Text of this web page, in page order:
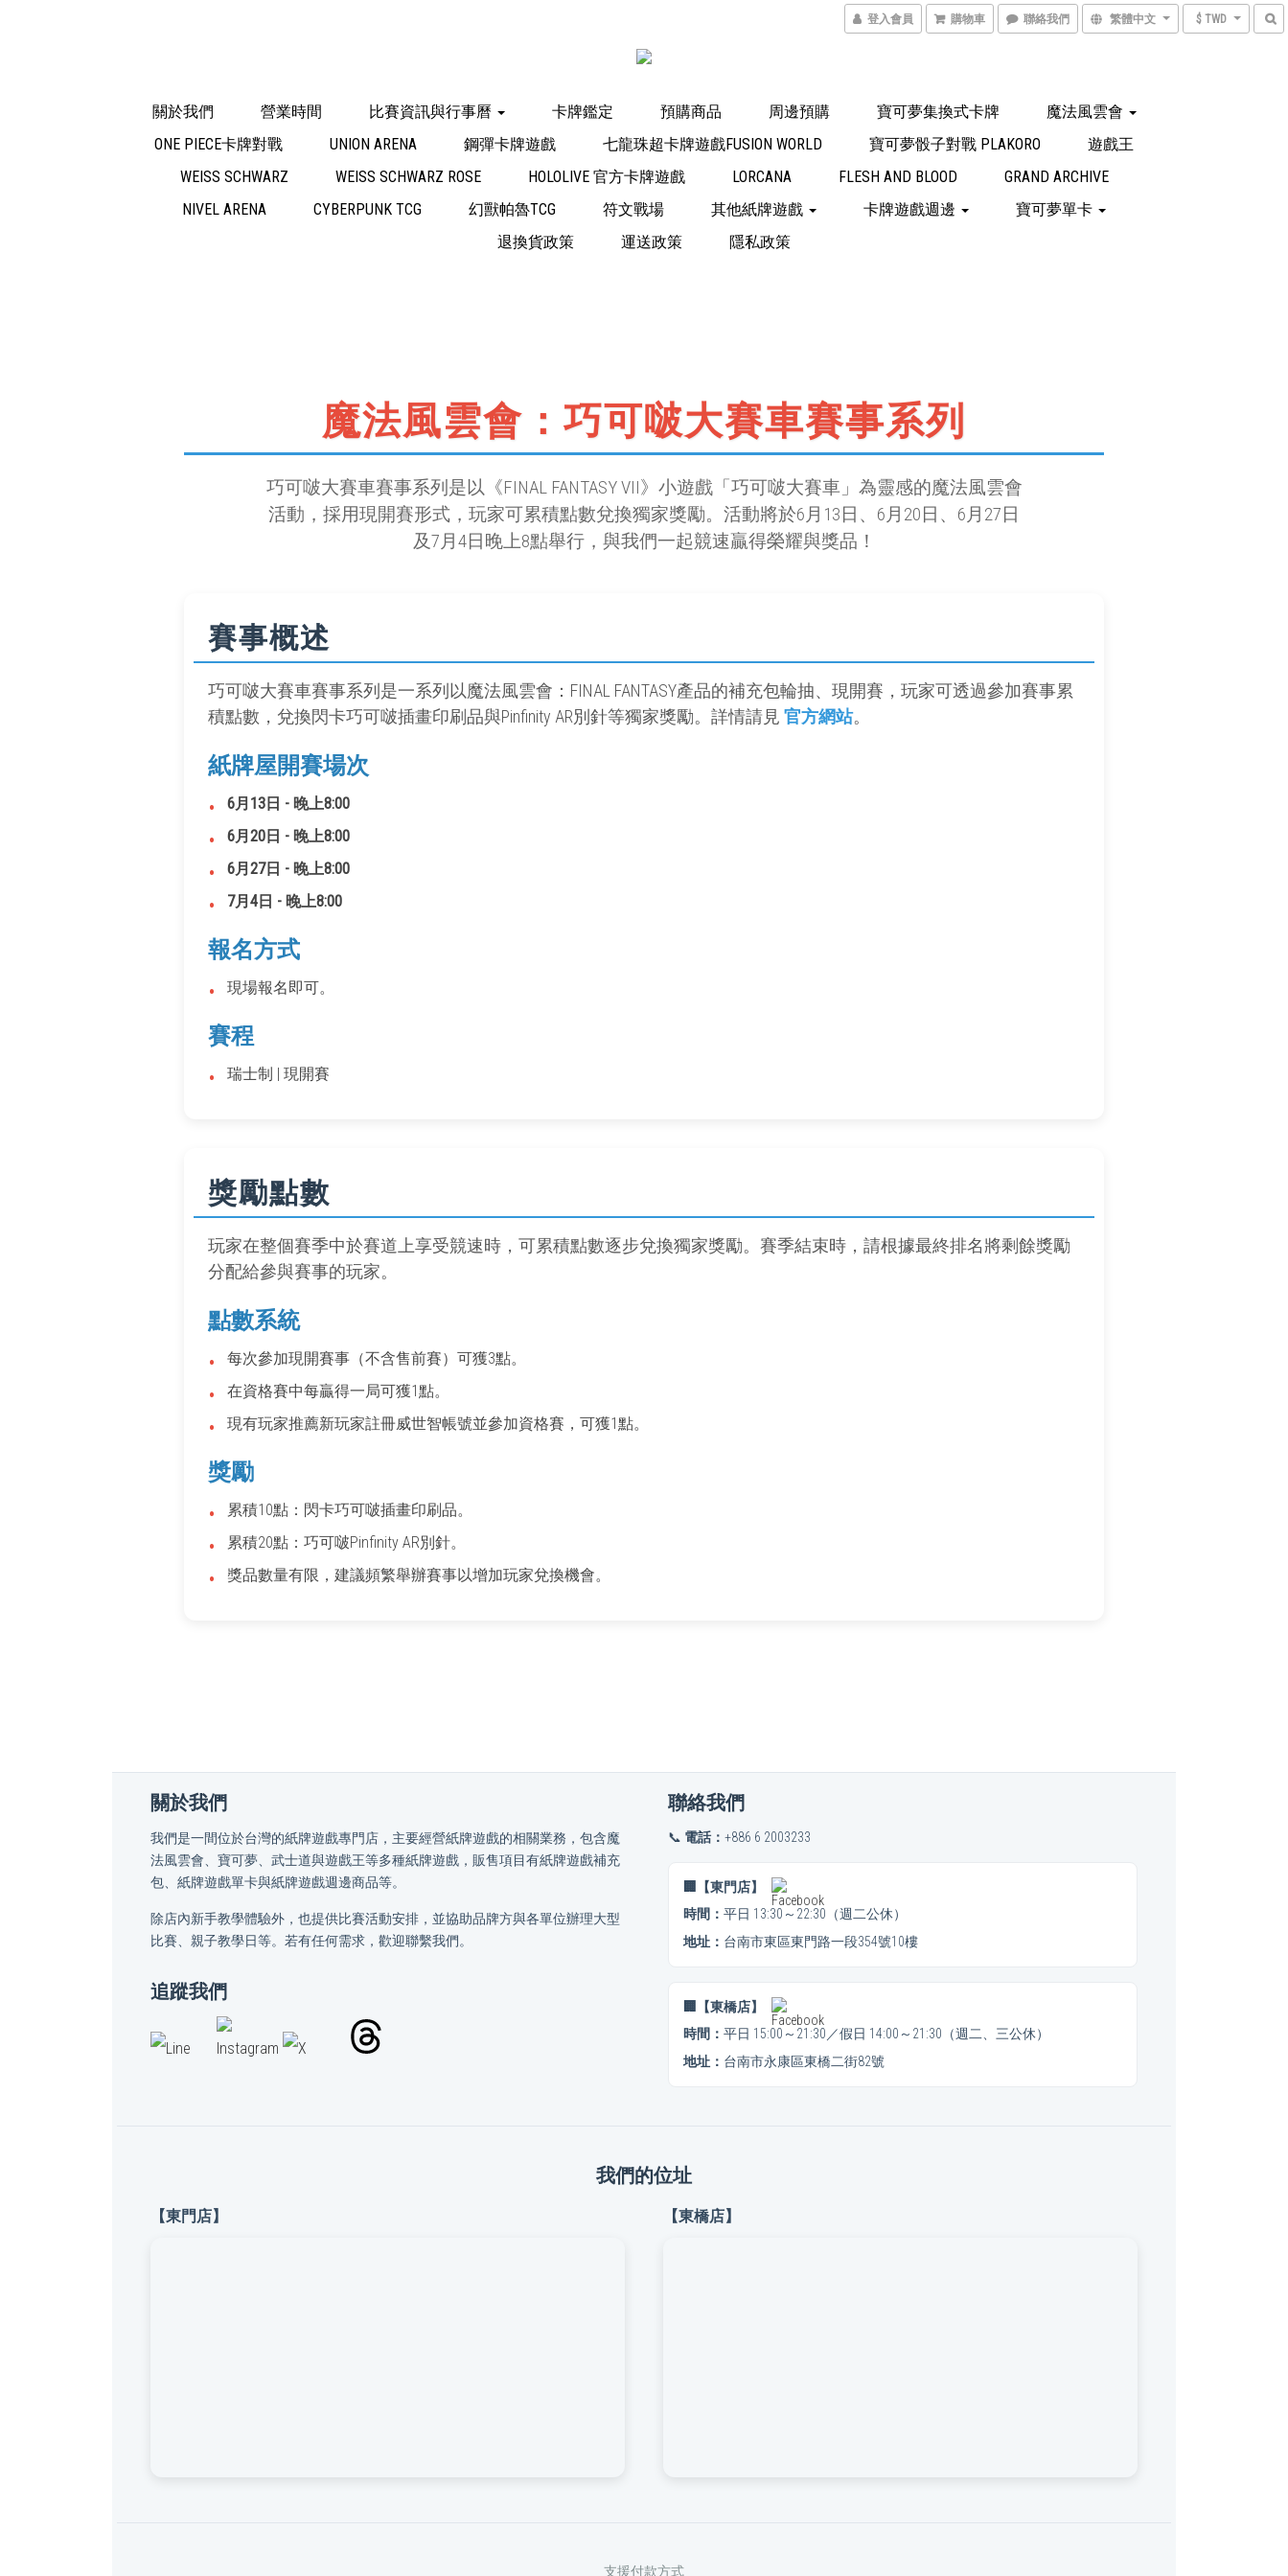
登入會員 購物車 聯絡我們 繁體中文 $ TWD
關於我們 營業時間 比賽資訊與行事曆 卡牌鑑定 預購商品 周邊預購 寶可夢集換式卡牌
魔法風雲會
ONE PIECE卡牌對戰
UNION ARENA 鋼彈卡牌遊戲 七龍珠超卡牌遊戲FUSION WORLD 寶可夢骰子對戰 PLAKORO
遊戲王
WEISS SCHWARZ
WEISS SCHWARZ ROSE HOLOLIVE 官方卡牌遊戲 LORCANA FLESH AND BLOOD
GRAND ARCHIVE
NIVEL ARENA
CYBERPUNK TCG 幻獸帕魯TCG 符文戰場 其他紙牌遊戲 卡牌遊戲週邊
寶可夢單卡
退換貨政策
運送政策 隱私政策
魔法風雲會：巧可啵大賽車賽事系列
巧可啵大賽車賽事系列是以《FINAL FANTASY VII》小遊戲「巧可啵大賽車」為靈感的魔法風雲會
活動，採用現開賽形式，玩家可累積點數兌換獨家獎勵。活動將於6月13日、6月20日、6月27日
及7月4日晚上8點舉行，與我們一起競速贏得榮耀與獎品！
賽事概述
巧可啵大賽車賽事系列是一系列以魔法風雲會：FINAL FANTASY產品的補充包輪抽、現開賽，玩家可透過參加賽事累
積點數，兌換閃卡巧可啵插畫印刷品與Pinfinity AR別針等獨家獎勵。詳情請見 官方網站。
紙牌屋開賽場次
6月13日 - 晚上8:00
•
6月20日 - 晚上8:00
•
6月27日 - 晚上8:00
•
7月4日 - 晚上8:00
•
報名方式
現場報名即可。
•
賽程
瑞士制 | 現開賽
•
獎勵點數
玩家在整個賽季中於賽道上享受競速時，可累積點數逐步兌換獨家獎勵。賽季結束時，請根據最終排名將剩餘獎勵
分配給參與賽事的玩家。
點數系統
每次參加現開賽事（不含售前賽）可獲3點。
•
在資格賽中每贏得一局可獲1點。
•
現有玩家推薦新玩家註冊威世智帳號並參加資格賽，可獲1點。
•
獎勵
累積10點：閃卡巧可啵插畫印刷品。
•
累積20點：巧可啵Pinfinity AR別針。
•
獎品數量有限，建議頻繁舉辦賽事以增加玩家兌換機會。
•
關於我們
我們是一間位於台灣的紙牌遊戲專門店，主要經營紙牌遊戲的相關業務，包含魔
法風雲會、寶可夢、武士道與遊戲王等多種紙牌遊戲，販售項目有紙牌遊戲補充
包、紙牌遊戲單卡與紙牌遊戲週邊商品等。
除店內新手教學體驗外，也提供比賽活動安排，並協助品牌方與各單位辦理大型
比賽、親子教學日等。若有任何需求，歡迎聯繫我們。
追蹤我們
聯絡我們
📞 電話： +886 6 2003233
🏢【東門店】
時間： 平日 13:30～22:30（週二公休）
地址： 台南市東區東門路一段354號10樓
🏢【東橋店】
時間： 平日 15:00～21:30／假日 14:00～21:30（週二、三公休）
地址： 台南市永康區東橋二街82號
我們的位址
【東門店】 【東橋店】
支援付款方式